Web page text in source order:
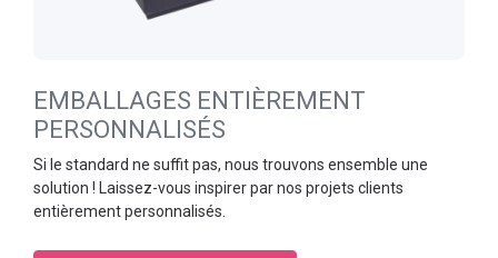
EMBALLAGES ENTIÈREMENT
PERSONNALISÉS
Si le standard ne suffit pas, nous trouvons ensemble une
solution ! Laissez-vous inspirer par nos projets clients
entièrement personnalisés.